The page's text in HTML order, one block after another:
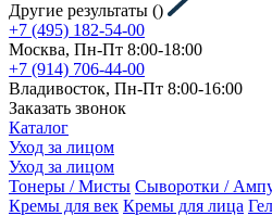
Другие результаты ()
+7 (495) 182-54-00
Москва, Пн-Пт 8:00-18:00
+7 (914) 706-44-00
Владивосток, Пн-Пт 8:00-16:00
Заказать звонок
Каталог
Уход за лицом
Уход за лицом
Тонеры / Мисты Сыворотки /
Кремы для век Кремы для лица